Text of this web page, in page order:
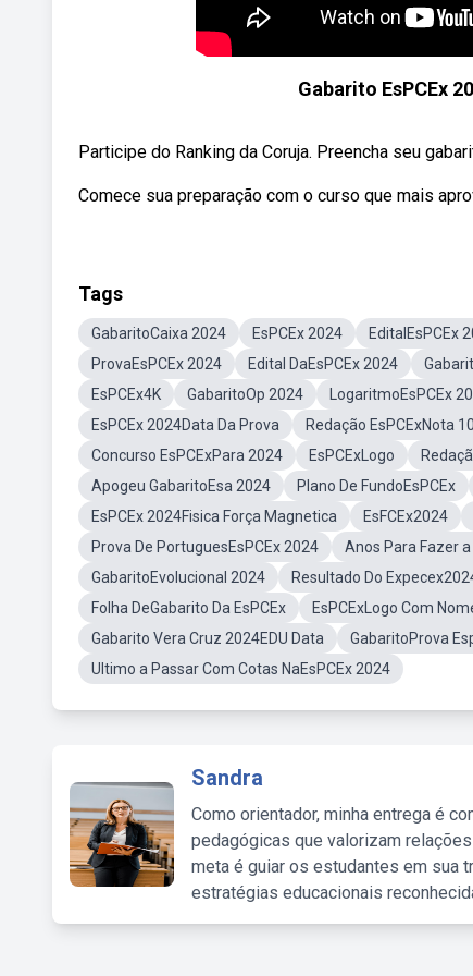
Gabarito EsPCEx
Participe do Ranking da Coruja. Preencha seu
Comece sua preparação com o curso que mais
Tags
GabaritoCaixa 2024 EsPCEx 2024 EditalEsPCEx
ProvaEsPCEx 2024
Edital DaEsPCEx 2024
EsPCEx4K
GabaritoOp 2024 LogaritmoEsPCEx
EsPCEx 2024Data Da Prova
Redação EsPCExNota
Concurso EsPCExPara 2024
EsPCExLogo
Apogeu GabaritoEsa 2024
Plano De FundoEsPCEx
EsPCEx 2024Fisica Força Magnetica
EsFCEx2024
Prova De PortuguesEsPCEx 2024
Anos Para Fazer
GabaritoEvolucional 2024
Resultado Do
Folha DeGabarito Da EsPCEx
EsPCExLogo Com
Gabarito Vera Cruz 2024EDU Data
GabaritoProva
Ultimo a Passar Com Cotas NaEsPCEx 2024
Sandra
Como orientador, minha entrega é
pedagógicas que valorizam
meta é guiar os estudantes em sua
estratégias educacionais